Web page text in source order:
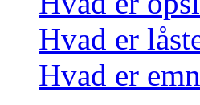
Hvad er
Hvad er